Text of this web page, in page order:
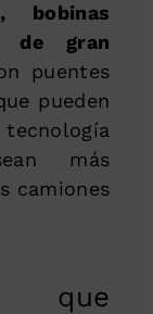
bobinas
de gran
puentes
pueden
más
camiones
que